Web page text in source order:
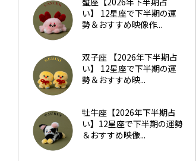
い】 12星座で下半期の運
勢＆おすすめ映像作...
双子座 【2026年下半期占
い】 12星座で下半期の運
勢＆おすすめ映...
牡牛座【2026年下半期占
い】12星座で下半期の運勢
＆おすすめ映像...